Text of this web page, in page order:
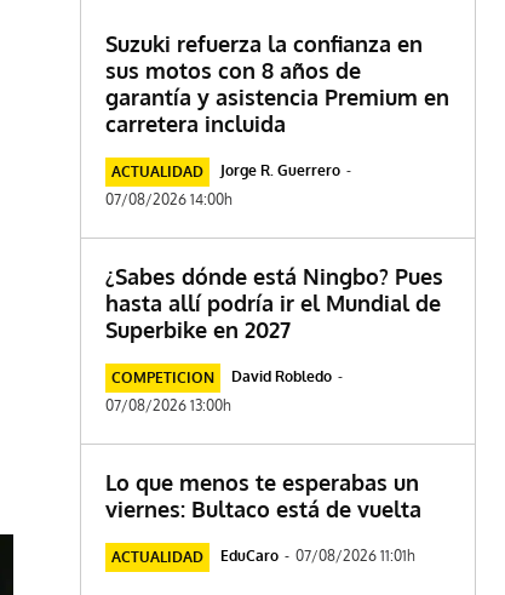
Suzuki refuerza la confianza en
sus motos con 8 años de
garantía y asistencia Premium en
carretera incluida
ACTUALIDAD Jorge R. Guerrero -
07/08/2026 14:00h
¿Sabes dónde está Ningbo? Pues
hasta allí podría ir el Mundial de
Superbike en 2027
COMPETICION David Robledo -
07/08/2026 13:00h
Lo que menos te esperabas un
viernes: Bultaco está de vuelta
ACTUALIDAD EduCaro - 07/08/2026 11:01h